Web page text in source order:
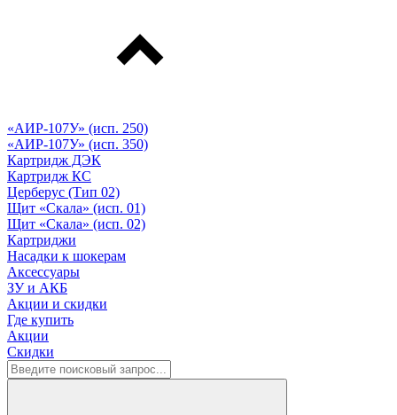
«АИР-107У» (исп. 250)
«АИР-107У» (исп. 350)
Картридж ДЭК
Картридж КС
Церберус (Тип 02)
Щит «Скала» (исп. 01)
Щит «Скала» (исп. 02)
Картриджи
Насадки к шокерам
Аксессуары
ЗУ и АКБ
Акции и скидки
Где купить
Акции
Скидки